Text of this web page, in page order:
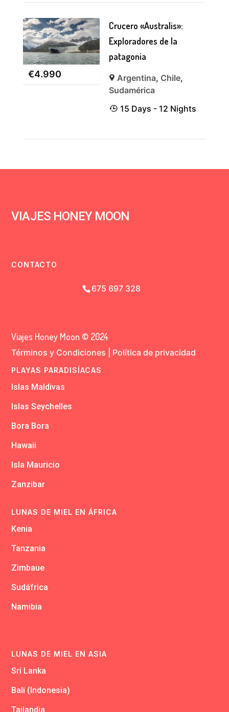
€4.990
Crucero «Australis»:
Exploradores de la
patagonia
Argentina, Chile,
Sudamérica
15 Days - 12 Nights
VIAJES HONEY MOON
CONTACTO
675 697 328
Viajes Honey Moon © 2024
Términos y Condiciones Política de privacidad
PLAYAS PARADISÍACAS
Islas Maldivas
Islas Seychelles
Bora Bora
Hawaii
Isla Mauricio
Zanzibar
LUNAS DE MIEL EN ÁFRICA
Kenia
Tanzania
Zimbaue
Sudáfrica
Namibia
LUNAS DE MIEL EN ASIA
Sri Lanka
Bali (Indonesia)
Tailandia